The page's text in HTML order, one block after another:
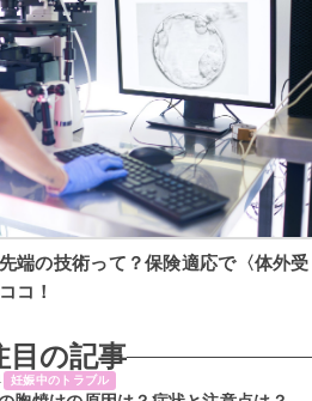
端の技術って？保険適応で〈体外受
コ！
目の記事
妊娠中のトラブル